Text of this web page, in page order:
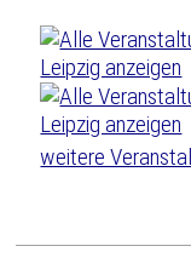
weitere